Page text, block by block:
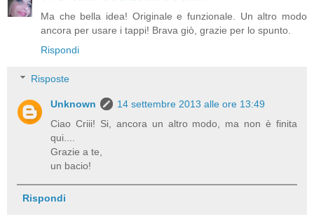
Ma che bella idea! Originale e funzionale. Un altro modo
ancora per usare i tappi! Brava giò, grazie per lo spunto.
Rispondi
Risposte
Unknown
14 settembre 2013 alle ore 13:49
Ciao Criii! Si, ancora un altro modo, ma non è finita
qui....
Grazie a te,
un bacio!
Rispondi